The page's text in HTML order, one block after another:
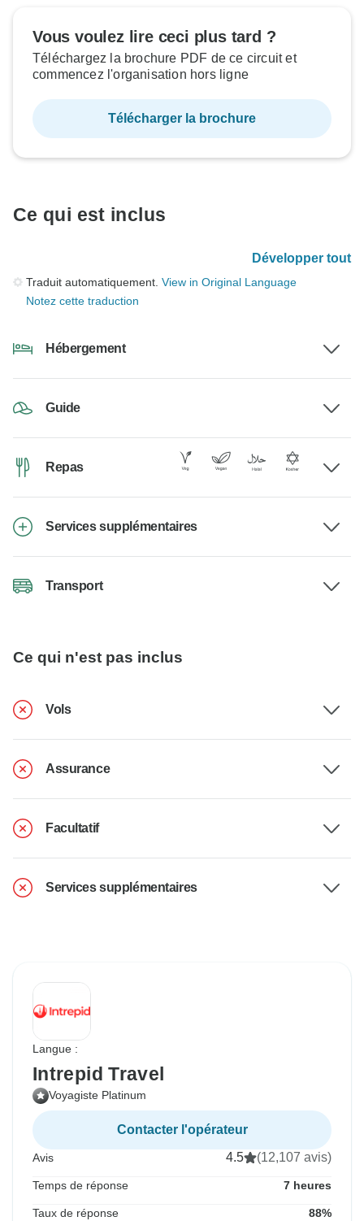
Vous voulez lire ceci plus tard ?
Téléchargez la brochure PDF de ce circuit et
commencez l'organisation hors ligne
Télécharger la brochure
Ce qui est inclus
Développer tout
Traduit automatiquement. View in Original Language
Notez cette traduction
Hébergement
Guide
Repas
Services supplémentaires
Transport
Ce qui n'est pas inclus
Vols
Assurance
Facultatif
Services supplémentaires
Langue :
Intrepid Travel
Voyagiste Platinum
Contacter l'opérateur
Avis 4.5 (12,107 avis)
Temps de réponse 7 heures
Taux de réponse 88%